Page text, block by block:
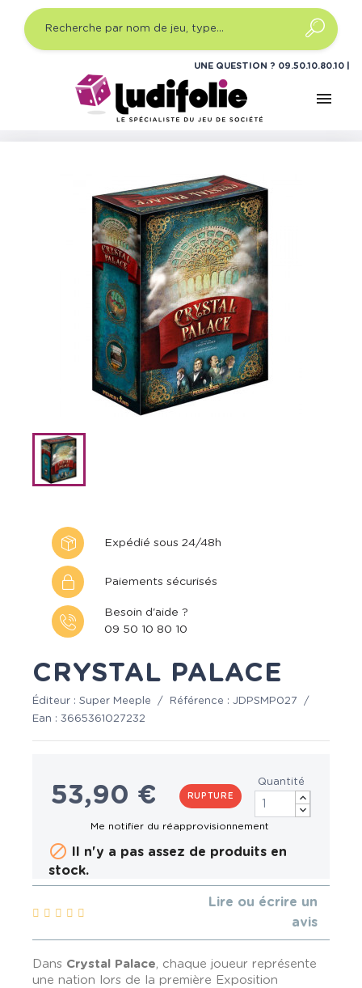
UNE QUESTION ? 09.50.10.80.10
menu
Jeux de société
Jeux de plateau expert
Expédié sous 24/48h
Paiements sécurisés
Besoin d'aide ?
09 50 10 80 10
CRYSTAL PALACE
Éditeur : Super Meeple / Référence : JDPSMP027
/
Ean : 3665361027232
53,90 € RUPTURE
Quantité
 Il n'y a pas assez de produits en
stock.
Lire ou écrire un
avis
Dans Crystal Palace, chaque joueur représente
une nation lors de la première Exposition